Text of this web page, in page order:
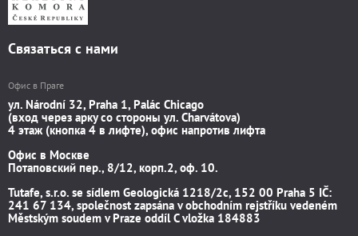
Связаться с нами
Офис в Праге
ул. Národní 32, Praha 1, Palác Chicago
(вход через арку со стороны ул. Charvátova)
4 этаж (кнопка 4 в лифте), офис напротив лифта
Офис в Москве
Потаповский пер., 8/12, корп.2, оф. 10.
Tutafe, s.r.o. se sídlem Geologická 1218/2c, 152 00 Praha 5 IČ:
241 67 134, společnost zapsána v obchodním rejstříku vedeném
Městským soudem v Praze oddíl C vložka 184883